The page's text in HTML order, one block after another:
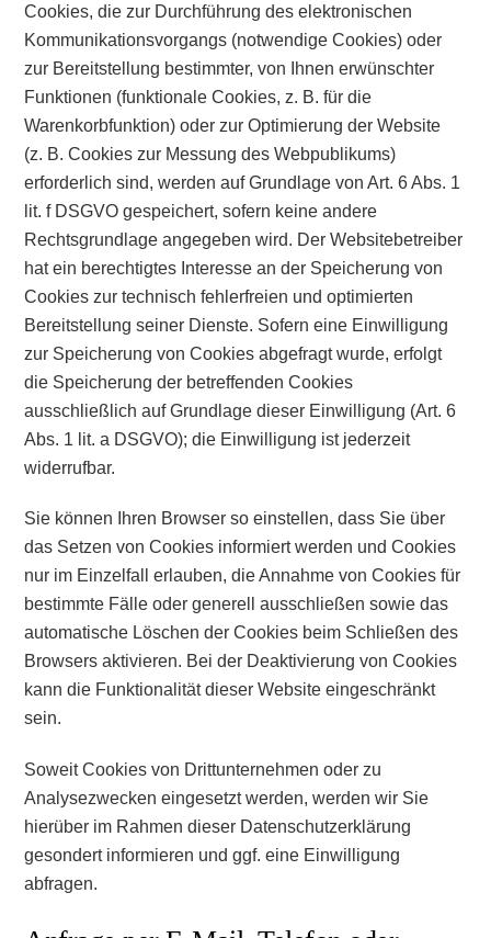
Cookies, die zur Durchführung des elektronischen
Kommunikationsvorgangs (notwendige Cookies) oder
zur Bereitstellung bestimmter, von Ihnen erwünschter
Funktionen (funktionale Cookies, z. B. für die
Warenkorbfunktion) oder zur Optimierung der Website
(z. B. Cookies zur Messung des Webpublikums)
erforderlich sind, werden auf Grundlage von Art. 6 Abs. 1
lit. f DSGVO gespeichert, sofern keine andere
Rechtsgrundlage angegeben wird. Der Websitebetreiber
hat ein berechtigtes Interesse an der Speicherung von
Cookies zur technisch fehlerfreien und optimierten
Bereitstellung seiner Dienste. Sofern eine Einwilligung
zur Speicherung von Cookies abgefragt wurde, erfolgt
die Speicherung der betreffenden Cookies
ausschließlich auf Grundlage dieser Einwilligung (Art. 6
Abs. 1 lit. a DSGVO); die Einwilligung ist jederzeit
widerrufbar.
Sie können Ihren Browser so einstellen, dass Sie über
das Setzen von Cookies informiert werden und Cookies
nur im Einzelfall erlauben, die Annahme von Cookies für
bestimmte Fälle oder generell ausschließen sowie das
automatische Löschen der Cookies beim Schließen des
Browsers aktivieren. Bei der Deaktivierung von Cookies
kann die Funktionalität dieser Website eingeschränkt
sein.
Soweit Cookies von Drittunternehmen oder zu
Analysezwecken eingesetzt werden, werden wir Sie
hierüber im Rahmen dieser Datenschutzerklärung
gesondert informieren und ggf. eine Einwilligung
abfragen.